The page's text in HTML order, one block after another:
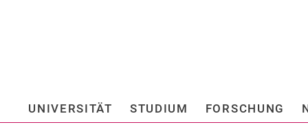
Springe direkt zu:
UNIVERSITÄT STUDIUM FORSCHUNG